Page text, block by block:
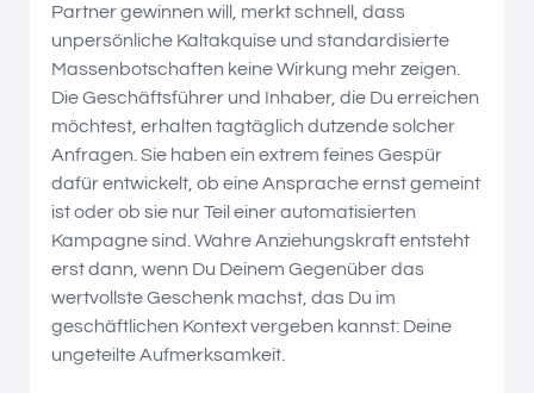
Partner gewinnen will, merkt schnell, dass
unpersönliche Kaltakquise und standardisierte
Massenbotschaften keine Wirkung mehr zeigen.
Die Geschäftsführer und Inhaber, die Du erreichen
möchtest, erhalten tagtäglich dutzende solcher
Anfragen. Sie haben ein extrem feines Gespür
dafür entwickelt, ob eine Ansprache ernst gemeint
ist oder ob sie nur Teil einer automatisierten
Kampagne sind. Wahre Anziehungskraft entsteht
erst dann, wenn Du Deinem Gegenüber das
wertvollste Geschenk machst, das Du im
geschäftlichen Kontext vergeben kannst: Deine
ungeteilte Aufmerksamkeit.